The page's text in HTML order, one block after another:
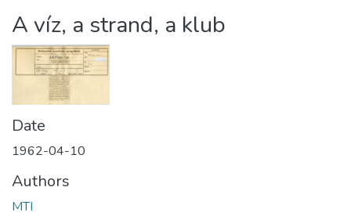
Statistics
About us
A víz, a strand, a klub
Date
1962-04-10
Authors
MTI